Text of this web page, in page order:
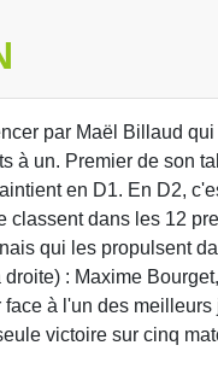
par Maël Billaud qui
à un. Premier de son
en D1. En D2,
classent dans les 12
qui les propulsent
: Maxime
à l'un des meilleurs
victoire sur cinq